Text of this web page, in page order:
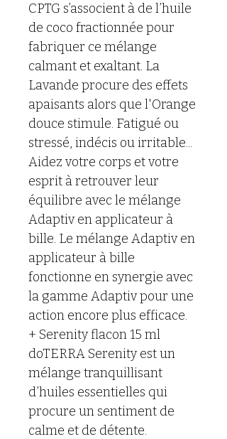
CPTG s’associent à de l’huile
de coco fractionnée pour
fabriquer ce mélange
calmant et exaltant. La
Lavande procure des effets
apaisants alors que l'Orange
douce stimule. Fatigué ou
stressé, indécis ou irritable...
Aidez votre corps et votre
esprit à retrouver leur
équilibre avec le mélange
Adaptiv en applicateur à
bille. Le mélange Adaptiv en
applicateur à bille
fonctionne en synergie avec
la gamme Adaptiv pour une
action encore plus efficace.
+ Serenity flacon 15 ml
doTERRA Serenity est un
mélange tranquillisant
d’huiles essentielles qui
procure un sentiment de
calme et de détente.